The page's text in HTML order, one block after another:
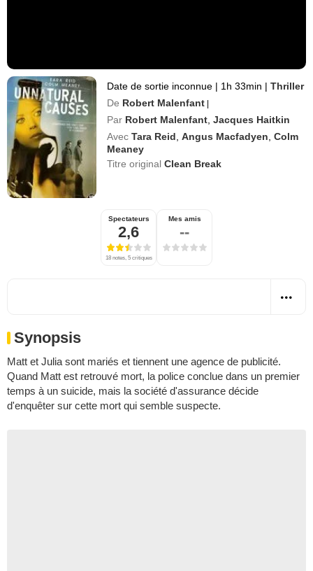
Date de sortie inconnue | 1h 33min | Thriller
De Robert Malenfant |
Par Robert Malenfant ,Jacques Haitkin
Avec Tara Reid ,Angus Macfadyen ,Colm
Meaney
Titre originalClean Break
Spectateurs
2,6
18 notes, 5 critiques
Mes amis
--
Synopsis
Matt et Julia sont mariés et tiennent une agence de publicité.
Quand Matt est retrouvé mort, la police conclue dans un premier
temps à un suicide, mais la société d'assurance décide
d'enquêter sur cette mort qui semble suspecte.